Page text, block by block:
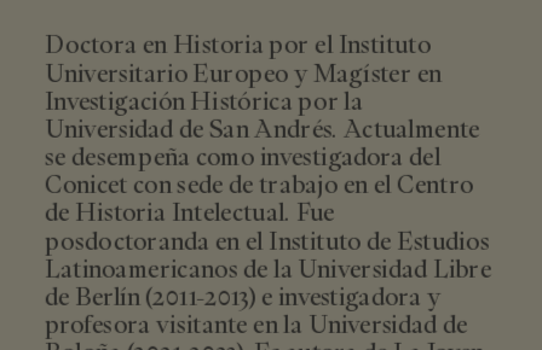
Doctora en Historia por el Instituto
Universitario Europeo y Magíster en
Investigación Histórica por la
Universidad de San Andrés. Actualmente
se desempeña como investigadora del
Conicet con sede de trabajo en el Centro
de Historia Intelectual. Fue
posdoctoranda en el Instituto de Estudios
Latinoamericanos de la Universidad Libre
de Berlín (2011-2013) e investigadora y
profesora visitante en la Universidad de